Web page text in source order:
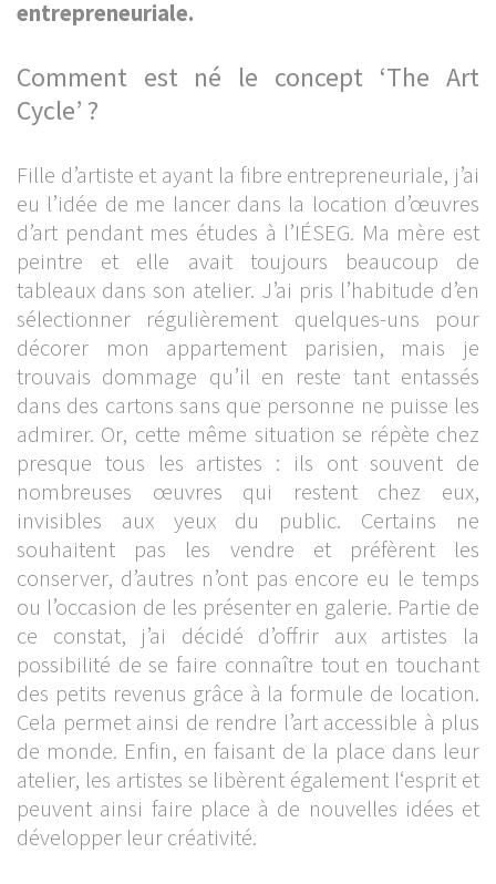
entrepreneuriale.
Comment est né le concept ‘The Art
Cycle’ ?
Fille d’artiste et ayant la fibre entrepreneuriale, j’ai
eu l’idée de me lancer dans la location d’œuvres
d’art pendant mes études à l’IÉSEG. Ma mère est
peintre et elle avait toujours beaucoup de
tableaux dans son atelier. J’ai pris l’habitude d’en
sélectionner régulièrement quelques-uns pour
décorer mon appartement parisien, mais je
trouvais dommage qu’il en reste tant entassés
dans des cartons sans que personne ne puisse les
admirer. Or, cette même situation se répète chez
presque tous les artistes : ils ont souvent de
nombreuses œuvres qui restent chez eux,
invisibles aux yeux du public. Certains ne
souhaitent pas les vendre et préfèrent les
conserver, d’autres n’ont pas encore eu le temps
ou l’occasion de les présenter en galerie. Partie de
ce constat, j’ai décidé d’offrir aux artistes la
possibilité de se faire connaître tout en touchant
des petits revenus grâce à la formule de location.
Cela permet ainsi de rendre l’art accessible à plus
de monde. Enfin, en faisant de la place dans leur
atelier, les artistes se libèrent également l‘esprit et
peuvent ainsi faire place à de nouvelles idées et
développer leur créativité.